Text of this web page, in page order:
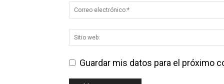
Guardar mis datos para el próximo